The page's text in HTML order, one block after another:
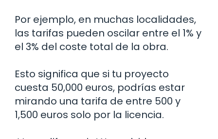
Por ejemplo, en muchas localidades,
las tarifas pueden oscilar entre el 1% y
el 3% del coste total de la obra.
Esto significa que si tu proyecto
cuesta 50,000 euros, podrías estar
mirando una tarifa de entre 500 y
1,500 euros solo por la licencia.